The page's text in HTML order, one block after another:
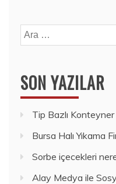
Arama:
SON YAZILAR
Tip Bazlı
Bursa Halı Yıkama
Sorbe içecekleri
Alay Medya ile